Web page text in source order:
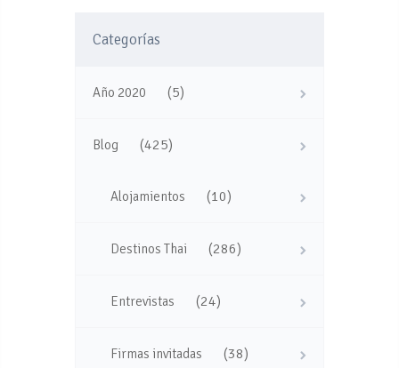
Categorías
Año 2020 (5)
Blog (425)
Alojamientos (10)
Destinos Thai (286)
Entrevistas (24)
Firmas invitadas (38)